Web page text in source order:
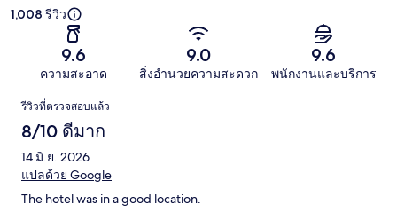
1,008 รีวิว
9.6
ความสะอาด
9.0
สิ่งอำนวยความสะดวก
9.6
พนักงานและบริการ
รีวิว
รีวิวที่ตรวจสอบแล้ว
8/10 ดีมาก
14 มิ.ย. 2026
แปลด้วย Google
The hotel was in a good location.